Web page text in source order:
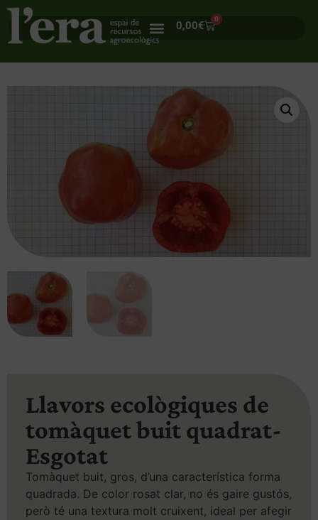
0,00€
0
Llavors ecològiques de
tomàquet buit quadrat-
Esgotat
Tomàquet buit, gros, d’una característica forma
quadrada. De color rosat clar, no és gaire gustós,
però té una textura molt cruixent, ideal per afegir